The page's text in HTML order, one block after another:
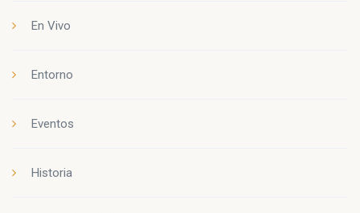
En Vivo
Entorno
Eventos
Historia